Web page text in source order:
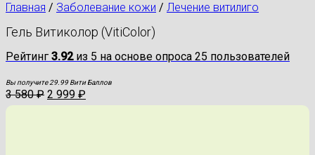
Главная / Заболевание кожи / Лечение витилиго
Гель Витиколор (VitiColor)
Рейтинг 3.92из 5 на основе опроса 25 пользователей
Вы получите 29.99 Вити Баллов
3 580₽ 2 999 ₽